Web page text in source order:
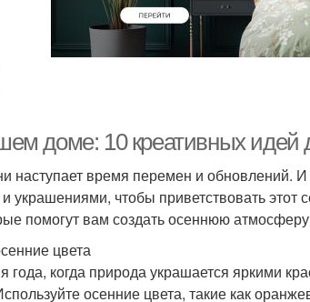
доме: 10 креативных идей
наступает время перемен и обновлений.
чтобы приветствовать этот
помогут вам создать осеннюю
цвета
года, когда природа украшается яркими
осенние цвета, такие как